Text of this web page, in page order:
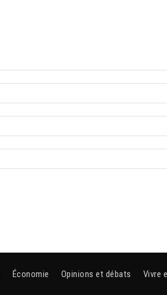
Économie Opinions et débats Vivre